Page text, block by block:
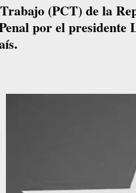
(PCT) de la
por el